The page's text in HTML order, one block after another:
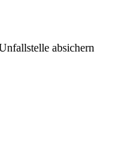
absichern